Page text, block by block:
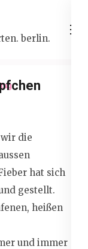
berlin.
die
hat sich
gestellt.
heißen
und immer